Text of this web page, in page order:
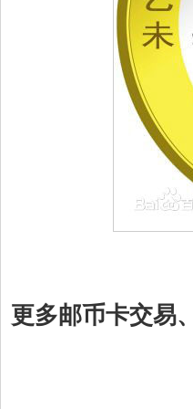
更多邮币卡交易